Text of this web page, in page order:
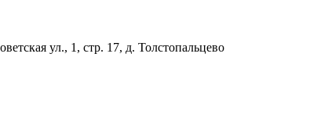
ул., 1, стр. 17, д. Толстопальцево